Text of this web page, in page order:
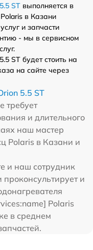
ST выполняется в
в Казани
и запчасти
- мы в сервисном
ST будет стоить на
на сайте через
5.5 ST
требует
и длительного
наш мастер
Polaris в Казани и
и наш сотрудник
и
Polaris
в среднем